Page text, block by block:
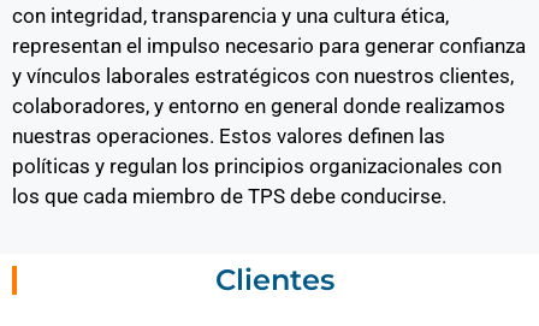
con integridad, transparencia y una cultura ética,
representan el impulso necesario para generar confianza
y vínculos laborales estratégicos con nuestros clientes,
colaboradores, y entorno en general donde realizamos
nuestras operaciones. Estos valores definen las
políticas y regulan los principios organizacionales con
los que cada miembro de TPS debe conducirse.
Clientes